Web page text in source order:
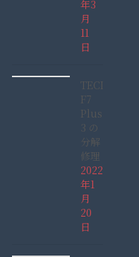
年3
月
11
日
TECLAST
F7
Plus
3 の
分解
修理
2022
年1
月
20
日